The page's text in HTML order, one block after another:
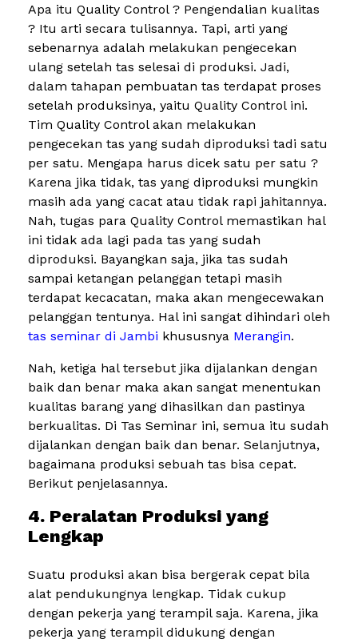
Apa itu Quality Control ? Pengendalian kualitas
? Itu arti secara tulisannya. Tapi, arti yang
sebenarnya adalah melakukan pengecekan
ulang setelah tas selesai di produksi. Jadi,
dalam tahapan pembuatan tas terdapat proses
setelah produksinya, yaitu Quality Control ini.
Tim Quality Control akan melakukan
pengecekan tas yang sudah diproduksi tadi satu
per satu. Mengapa harus dicek satu per satu ?
Karena jika tidak, tas yang diproduksi mungkin
masih ada yang cacat atau tidak rapi jahitannya.
Nah, tugas para Quality Control memastikan hal
ini tidak ada lagi pada tas yang sudah
diproduksi. Bayangkan saja, jika tas sudah
sampai ketangan pelanggan tetapi masih
terdapat kecacatan, maka akan mengecewakan
pelanggan tentunya. Hal ini sangat dihindari oleh
tas seminar di Jambi khususnya Merangin.
Nah, ketiga hal tersebut jika dijalankan dengan
baik dan benar maka akan sangat menentukan
kualitas barang yang dihasilkan dan pastinya
berkualitas. Di Tas Seminar ini, semua itu sudah
dijalankan dengan baik dan benar. Selanjutnya,
bagaimana produksi sebuah tas bisa cepat.
Berikut penjelasannya.
4. Peralatan Produksi yang
Lengkap
Suatu produksi akan bisa bergerak cepat bila
alat pendukungnya lengkap. Tidak cukup
dengan pekerja yang terampil saja. Karena, jika
pekerja yang terampil didukung dengan